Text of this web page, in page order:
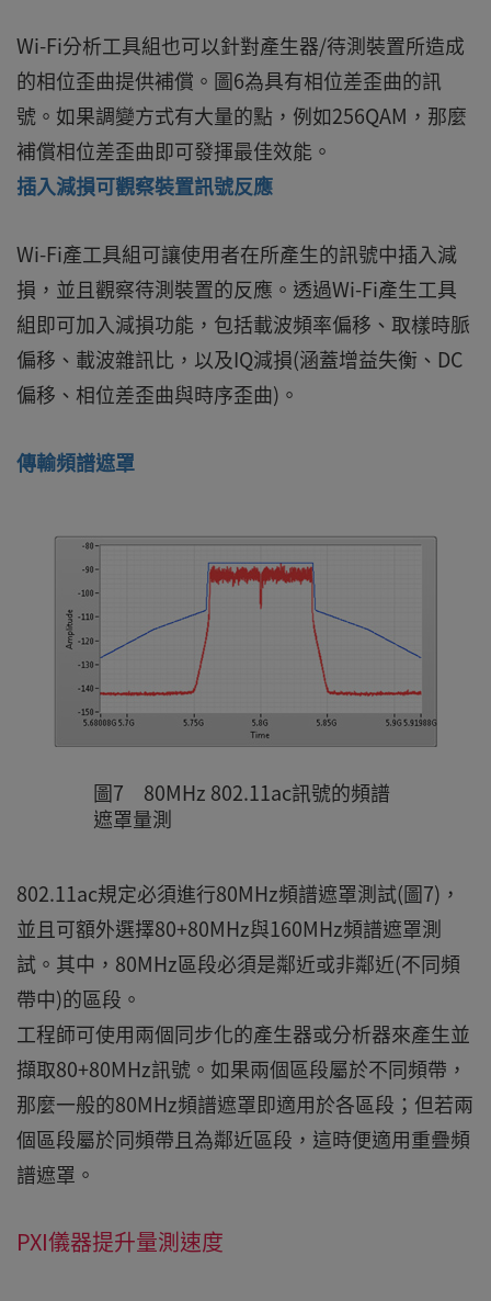
Wi-Fi分析工具組也可以針對產生器/待測裝置所造成
的相位歪曲提供補償。圖6為具有相位差歪曲的訊
號。如果調變方式有大量的點，例如256QAM，那麼
補償相位差歪曲即可發揮最佳效能。
插入減損可觀察裝置訊號反應
Wi-Fi產工具組可讓使用者在所產生的訊號中插入減
損，並且觀察待測裝置的反應。透過Wi-Fi產生工具
組即可加入減損功能，包括載波頻率偏移、取樣時脈
偏移、載波雜訊比，以及IQ減損(涵蓋增益失衡、DC
偏移、相位差歪曲與時序歪曲)。
傳輸頻譜遮罩
圖7 80MHz 802.11ac訊號的頻譜
遮罩量測
802.11ac規定必須進行80MHz頻譜遮罩測試(圖7)，
並且可額外選擇80+80MHz與160MHz頻譜遮罩測
試。其中，80MHz區段必須是鄰近或非鄰近(不同頻
帶中)的區段。
工程師可使用兩個同步化的產生器或分析器來產生並
擷取80+80MHz訊號。如果兩個區段屬於不同頻帶，
那麼一般的80MHz頻譜遮罩即適用於各區段；但若兩
個區段屬於同頻帶且為鄰近區段，這時便適用重疊頻
譜遮罩。
PXI儀器提升量測速度